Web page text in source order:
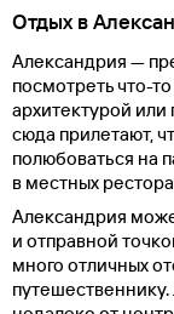
Отдых в
Александрия —
посмотреть что-
архитектурой
сюда прилетают,
полюбоваться на
в местных
Александрия
и отправной
много отличных